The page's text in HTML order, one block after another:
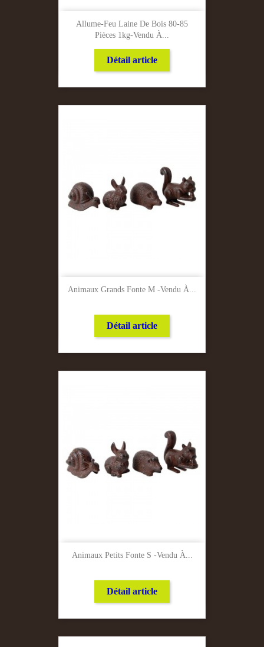
Allume-Feu Laine De Bois 80-85
Pièces 1kg-Vendu À...
Détail article
Animaux Grands Fonte M -Vendu À...
Détail article
Animaux Petits Fonte S -Vendu À...
Détail article